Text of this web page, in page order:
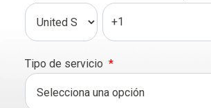
Tipo de servicio *